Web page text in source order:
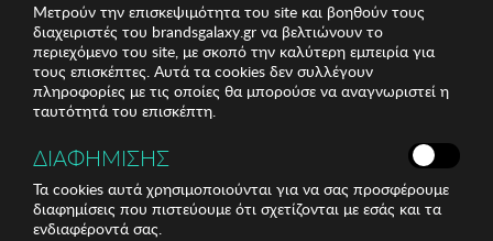
Μετρούν την επισκεψιμότητα του site και βοηθούν τους
διαχειριστές του brandsgalaxy.gr να βελτιώνουν το
περιεχόμενο του site, με σκοπό την καλύτερη εμπειρία για
τους επισκέπτες. Αυτά τα cookies δεν συλλέγουν
πληροφορίες με τις οποίες θα μπορούσε να αναγνωριστεί η
ταυτότητά του επισκέπτη.
ΔΙΑΦΗΜΙΣΗΣ
Τα cookies αυτά χρησιμοποιούνται για να σας προσφέρουμε
διαφημίσεις που πιστεύουμε ότι σχετίζονται με εσάς και τα
ενδιαφέροντά σας.